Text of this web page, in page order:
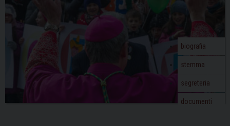
biografia
stemma
segreteria
documenti